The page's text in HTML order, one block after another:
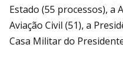
Estado (55 processos), a
Aviação Civil (51), a
Casa Militar do